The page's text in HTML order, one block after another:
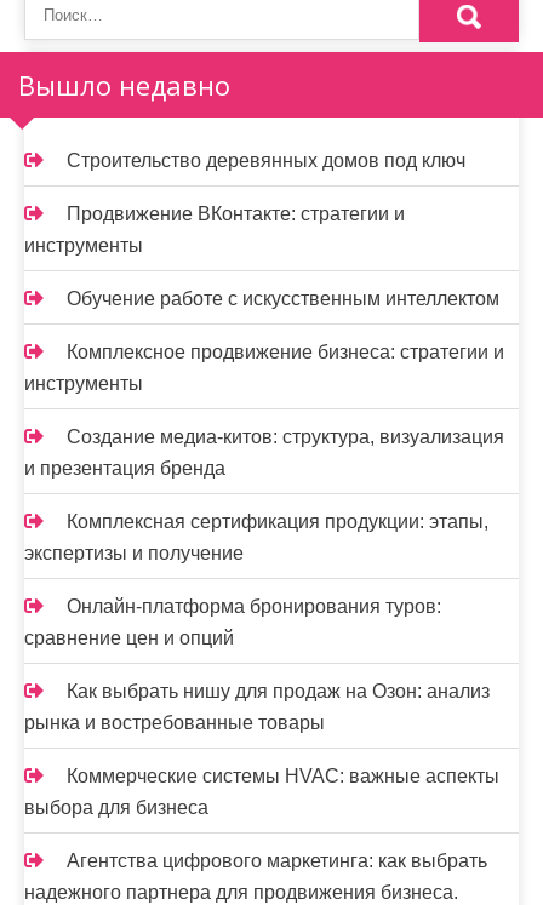
Вышло недавно
Строительство деревянных домов под ключ
Продвижение ВКонтакте: стратегии и
инструменты
Обучение работе с искусственным интеллектом
Комплексное продвижение бизнеса: стратегии и
инструменты
Создание медиа-китов: структура, визуализация
и презентация бренда
Комплексная сертификация продукции: этапы,
экспертизы и получение
Онлайн-платформа бронирования туров:
сравнение цен и опций
Как выбрать нишу для продаж на Озон: анализ
рынка и востребованные товары
Коммерческие системы HVAC: важные аспекты
выбора для бизнеса
Агентства цифрового маркетинга: как выбрать
надежного партнера для продвижения бизнеса.